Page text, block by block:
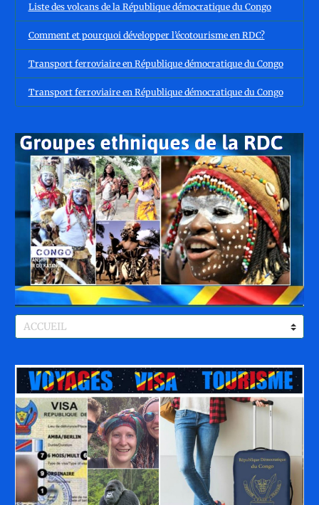
Liste des volcans de la République démocratique du Congo
Comment et pourquoi développer l’écotourisme en RDC?
Transport ferroviaire en République démocratique du Congo
Transport ferroviaire en République démocratique du Congo